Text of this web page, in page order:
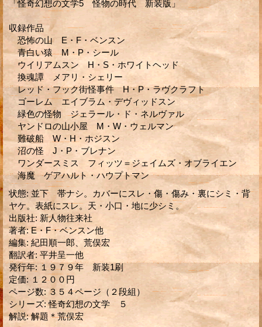
「怪奇幻想の文学5 怪物の時代 新装版」
収録作品
恐怖の山 E・F・ベンスン
青白い猿 M・P・シール
ウイリアムスン H・S・ホワイトヘッド
換魂譚 メアリ・シェリー
レッド・フック街怪事件 H・P・ラヴクラフト
ゴーレム エイブラム・デヴィッドスン
緑色の怪物 ジェラール・ド・ネルヴァル
ヤンドロの山小屋 M・W・ウェルマン
難破船 W・H・ホジスン
沼の怪 J・P・ブレナン
ワンダースミス フィッツ＝ジェイムズ・オブライエン
海魔 ゲアハルト・ハウプトマン
状態: 並下 帯ナシ。カバーにスレ・傷・傷み・裏にシミ・背
ヤケ。表紙にスレ。天・小口・地に少シミ。
出版社: 新人物往来社
著者: E・F・ベンスン他
編集: 紀田順一郎、荒俣宏
翻訳者: 平井呈一他
発行年: １９７９年 新装1刷
定価: １２００円
ページ数: ３５４ページ（２段組）
シリーズ: 怪奇幻想の文学 ５
解説: 解題＊荒俣宏